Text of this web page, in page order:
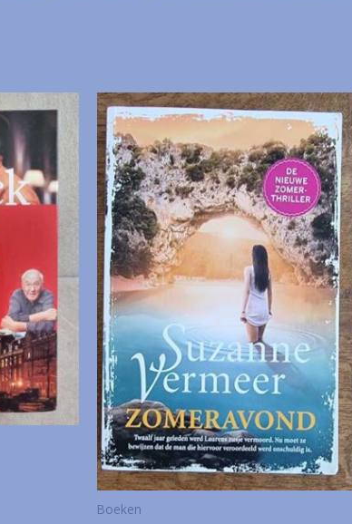
Boeken